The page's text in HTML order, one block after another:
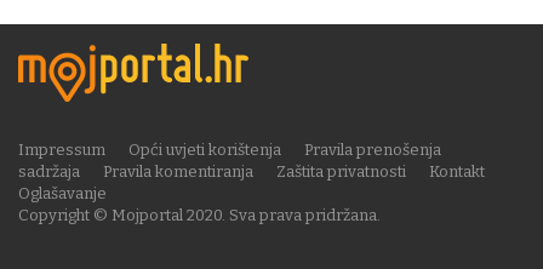
Copyright © Mojportal 2020. Sva prava pridržana.
Impressum Opći uvjeti korištenja
Pravila prenošenja
sadržaja
Pravila komentiranja Zaštita privatnosti
Kontakt
Oglašavanje